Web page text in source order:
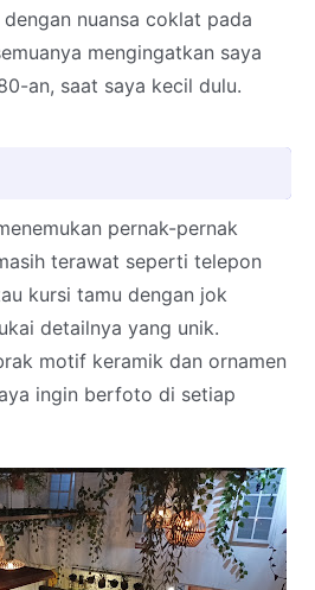
nuansa coklat pada
mengingatkan saya
an, saat saya kecil dulu.
pernak-pernak
terawat seperti telepon
kursi tamu dengan jok
detailnya yang unik.
motif keramik dan ornamen
ingin berfoto di setiap